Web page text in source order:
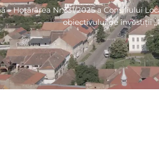
»Hotărârea Nr.331/2025 a Consiliului
obiectivului de investiţii